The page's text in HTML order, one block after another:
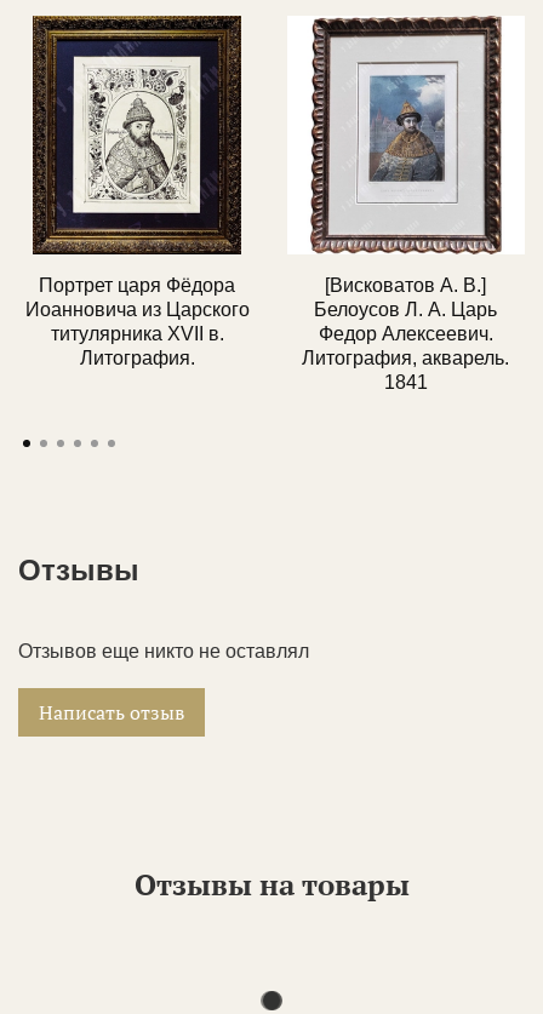
Портрет царя Фёдора
Иоанновича из Царского
титулярника XVII в.
Литография.
[Висковатов А. В.]
Белоусов Л. А. Царь
Федор Алексеевич.
Литография, акварель.
1841
Отзывы
Отзывов еще никто не оставлял
Написать отзыв
Отзывы на товары